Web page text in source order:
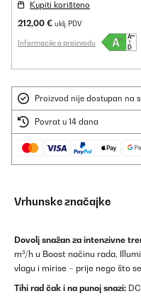
Kupiti korišteno
212,00 € uklj. PDV
Informacije o proizvodu
Proizvod nije dostupan na
Povrat u 14 dana
Vrhunske značajke
Dovolj snažan za intenzivne
m³/h u Boost načinu rada,
vlagu i mirise – prije nego što
Tihi rad čak i na punoj snazi: